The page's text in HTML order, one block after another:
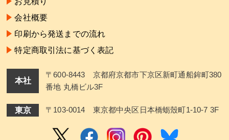
会社概要
印刷から発送までの流れ
特定商取引法に基づく表記
本社
〒600-8443 京都府京都市下京区新町通船鉾町380
番地 丸橋ビル3F
東京 〒103-0014 東京都中央区日本橋蛎殼町1-10-7 3F